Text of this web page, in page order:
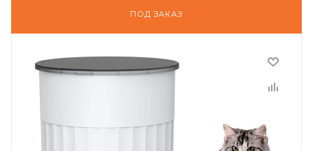
ПОД ЗАКАЗ